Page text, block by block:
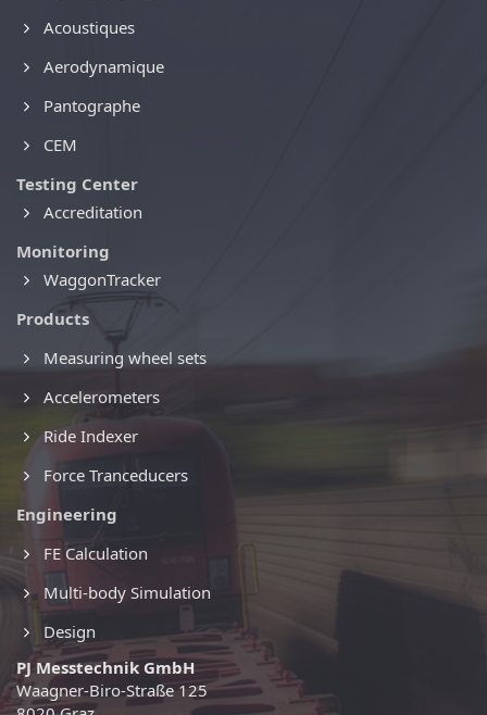
Acoustiques
Aerodynamique
Pantographe
CEM
Testing Center
Accreditation
Monitoring
WaggonTracker
Products
Measuring wheel sets
Accelerometers
Ride Indexer
Force Tranceducers
Engineering
FE Calculation
Multi-body Simulation
Design
PJ Messtechnik GmbH
Waagner-Biro-Straße 125